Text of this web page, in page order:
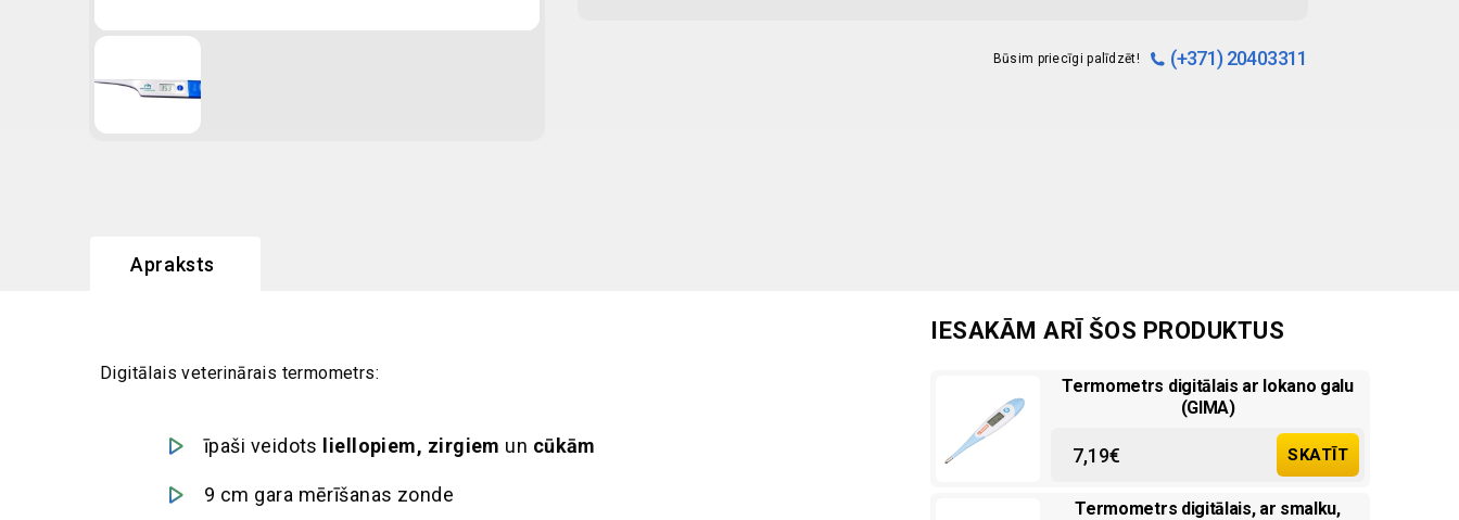
Būsim priecīgi palīdzēt! (+371) 20403311
Apraksts
Digitālais veterinārais termometrs:
īpaši veidots liellopiem, zirgiem un cūkām
9 cm gara mērīšanas zonde
IESAKĀM ARĪ ŠOS PRODUKTUS
Termometrs digitālais ar lokano galu
(GIMA)
7,19€ SKATĪT
Termometrs digitālais, ar smalku,